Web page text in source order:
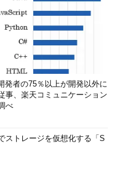
発者の75％以上が開発以外に
事、楽天コミュニケーション
べ
ストレージを仮想化する「S